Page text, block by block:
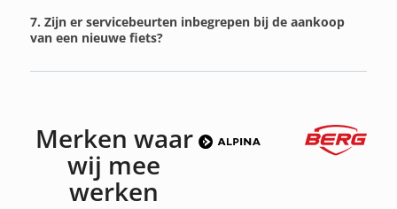
7. Zijn er servicebeurten inbegrepen bij de aankoop
van een nieuwe fiets?
Merken waar
wij mee
werken